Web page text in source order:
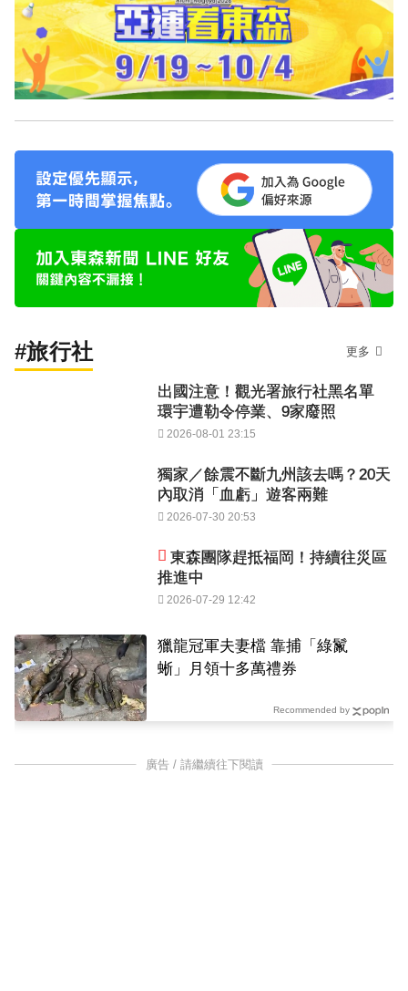
#旅行社 更多
出國注意！觀光署旅行社黑名單
環宇遭勒令停業、9家廢照
2026-08-01 23:15
獨家／餘震不斷九州該去嗎？20天
內取消「血虧」遊客兩難
2026-07-30 20:53
東森團隊趕抵福岡！持續往災區
推進中
2026-07-29 12:42
獵龍冠軍夫妻檔 靠捕「綠鬣
蜥」月領十多萬禮券
Recommended by
廣告 / 請繼續往下閱讀